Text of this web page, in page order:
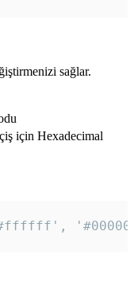
sağlar.
için Hexadecimal